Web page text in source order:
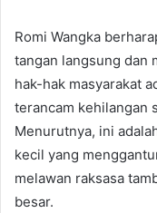
Romi Wangka
tangan langsung dan
hak-hak masyarakat
terancam kehilangan
Menurutnya, ini
kecil yang
melawan raksasa
besar.